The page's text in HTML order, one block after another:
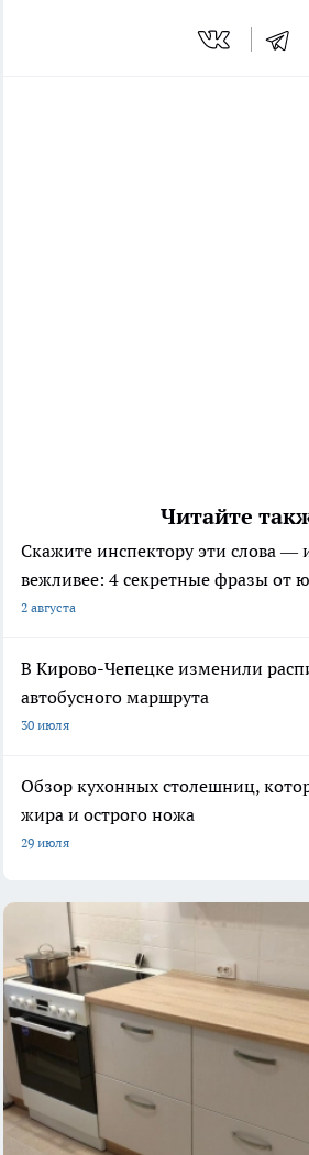
Читайте
Скажите инспектору эти слова —
вежливее: 4 секретные фразы от
2 августа
В Кирово-Чепецке изменили
автобусного маршрута
30 июля
Обзор кухонных столешниц,
жира и острого ножа
29 июля